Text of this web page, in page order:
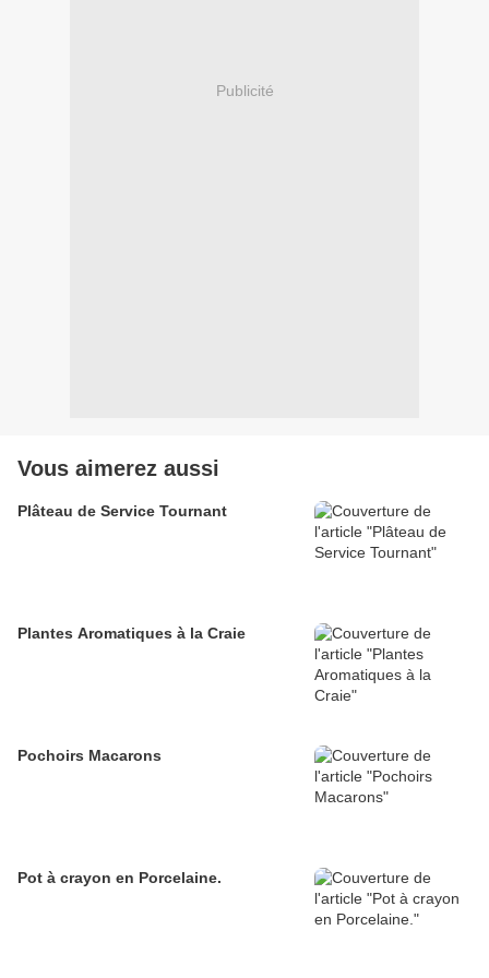
Publicité
Vous aimerez aussi
Plâteau de Service Tournant
Plantes Aromatiques à la Craie
Pochoirs Macarons
Pot à crayon en Porcelaine.